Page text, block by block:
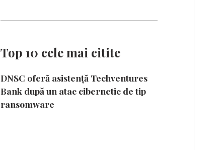
Top 10 cele mai citite
DNSC oferă asistență Techventures
Bank după un atac cibernetic de tip
ransomware